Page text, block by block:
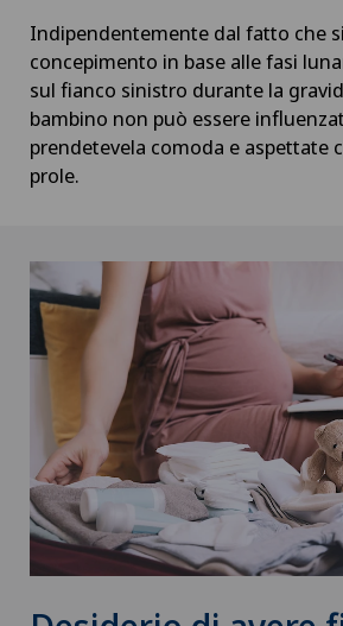
Indipendentemente dal fatto che
concepimento in base alle fasi
sul fianco sinistro durante la
bambino non può essere
prendetevela comoda e aspettate
prole.